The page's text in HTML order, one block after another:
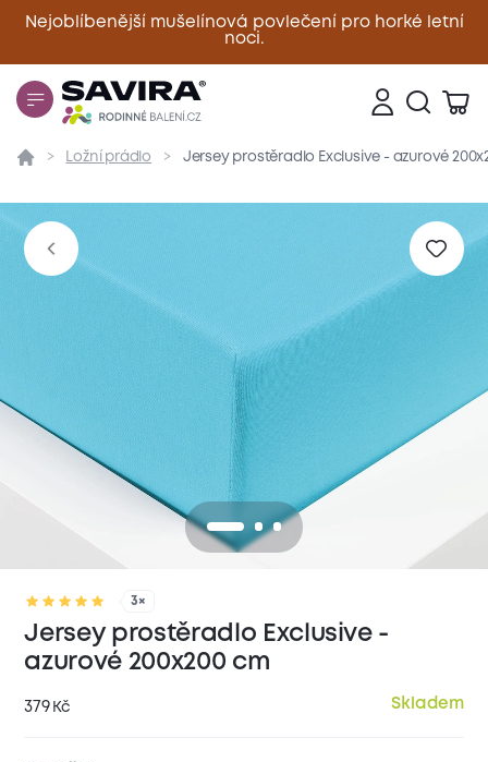
Nejoblíbenější mušelínová povlečení pro horké letní
noci.
Zavřít
Přehled Parametry Popis produktu Materiál
Ložní prádlo Jersey prostěradlo Exclusive - azurové
3×
Jersey prostěradlo Exclusive -
azurové 200x200 cm
379 Kč Skladem